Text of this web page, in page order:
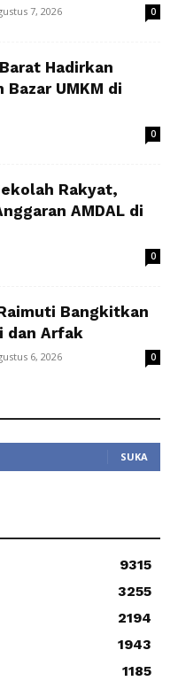
7, 2026 0
Hadirkan
Bazar UMKM di
0
Rakyat,
AMDAL di
0
Bangkitkan
dan Arfak
6, 2026 0
SUKA
9315
3255
2194
1943
1185